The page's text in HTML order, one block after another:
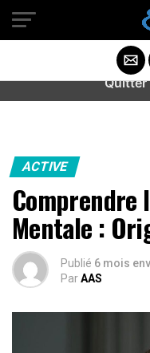
Warning
: preg_match():
/home/u589487443/
content/plugins/idev-
ACTIVE
Comprendre
Mentale :
Publié 6 mois
ParAAS
Quitter